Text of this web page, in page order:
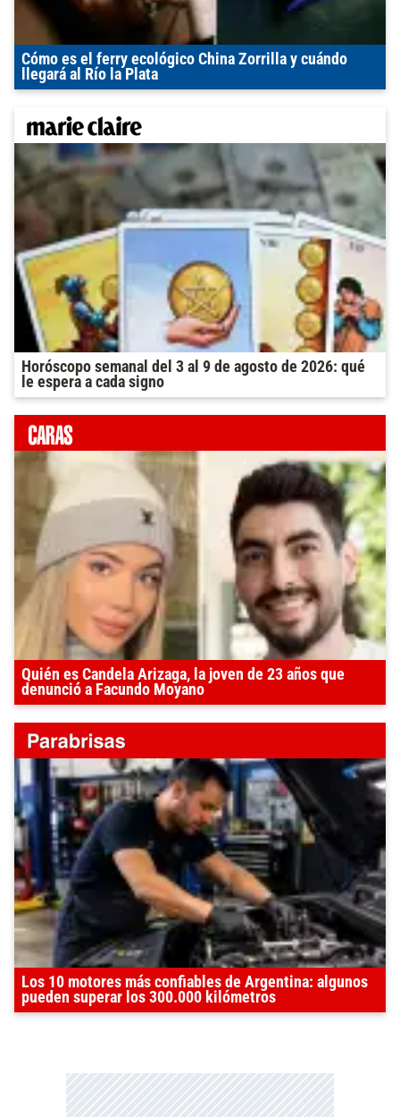
Cómo es el ferry ecológico China Zorrilla y cuándo
llegará al Río la Plata
Horóscopo semanal del 3 al 9 de agosto de 2026: qué
le espera a cada signo
Quién es Candela Arizaga, la joven de 23 años que
denunció a Facundo Moyano
Los 10 motores más confiables de Argentina: algunos
pueden superar los 300.000 kilómetros